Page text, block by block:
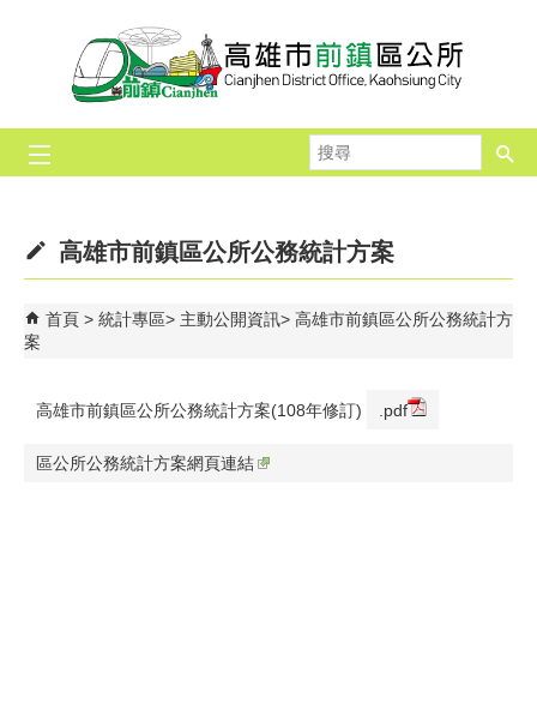
跳到主要內容區塊
尋
高雄市前鎮區公所公務統計方案
首頁 統計專區 主動公開資訊
高雄市前鎮區公所公務統計方
案
高雄市前鎮區公所公務統計方案(108年修訂) .pdf
區公所公務統計方案網頁連結